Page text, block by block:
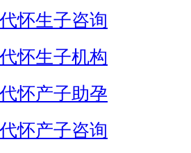
怀生子咨询
怀生子机构
怀产子助孕
怀产子咨询